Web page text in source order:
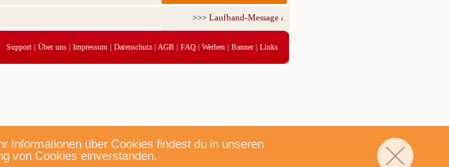
Informationen über Cookies findest du in unseren
von Cookies einverstanden.
>>>Laufband-Message ab nur 5,95 € für 3 Tage!
Support | Über uns | Impressum | Datenschutz | AGB | FAQ | Werben | Banner| Links